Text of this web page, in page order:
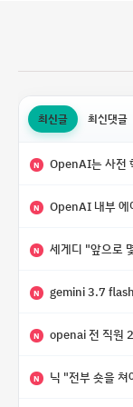
최신글 최신댓글
N OpenAI는 사전 학습 문제를 해
N OpenAI 내부 에
N 세게디 "앞으로 몇 달
N gemini 3.7
N openai 전 직원
N 닉 "전부 숏을 쳐야 할지,